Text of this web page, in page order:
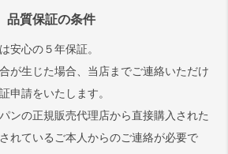
品質保証の条件
安心の５年保証。
が生じた場合、当店までご連絡いただけ
申請をいたします。
ンの正規販売代理店から直接購入された
れているご本人からのご連絡が必要で